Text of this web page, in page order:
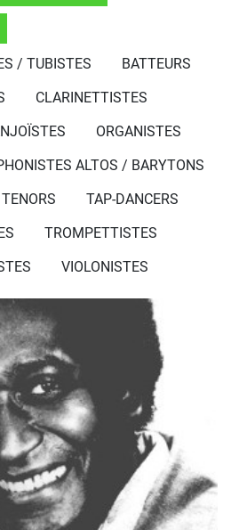
/ TUBISTES
BATTEURS
CLARINETTISTES
ORGANISTES
ALTOS / BARYTONS
TAP-DANCERS
TROMPETTISTES
VIOLONISTES